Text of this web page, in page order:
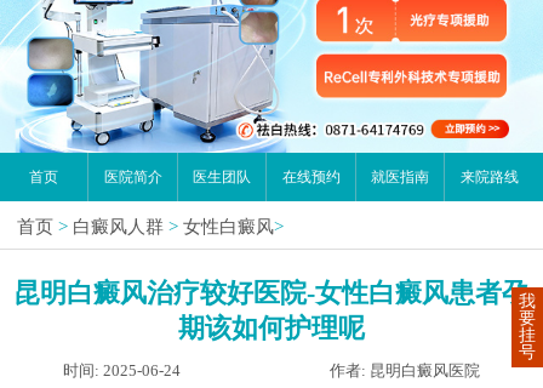
首页 医院简介 医生团队 在线预约 就医指南 来院路线
首页 > 白癜风人群 > 女性白癜风>
昆明白癜风治疗较好医院-女性白癜风患者孕
期该如何护理呢
时间: 2025-06-24 作者: 昆明白癜风医院
我
要
挂
号